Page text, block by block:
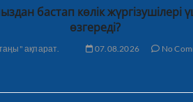
бастап көлік жүргізушілері
өзгереді?
ақпарат. 07.08.2026 No